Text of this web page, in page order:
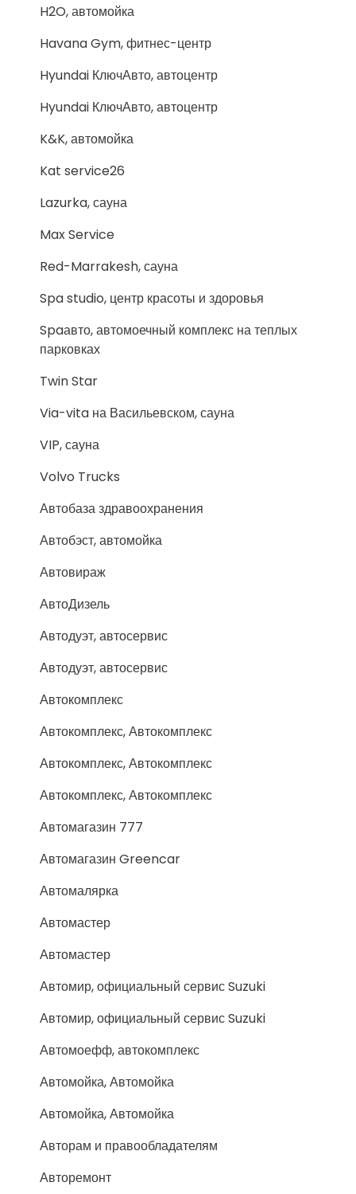
H2O, автомойка
Havana Gym, фитнес-центр
Hyundai КлючАвто, автоцентр
Hyundai КлючАвто, автоцентр
K&K, автомойка
Kat service26
Lazurka, сауна
Max Service
Red-Marrakesh, сауна
Spa studio, центр красоты и здоровья
Spaавто, автомоечный комплекс на теплых
парковках
Twin Star
Via-vita на Васильевском, сауна
VIP, сауна
Volvo Trucks
Автобаза здравоохранения
Автобэст, автомойка
Автовираж
АвтоДизель
Автодуэт, автосервис
Автодуэт, автосервис
Автокомплекс
Автокомплекс, Автокомплекс
Автокомплекс, Автокомплекс
Автокомплекс, Автокомплекс
Автомагазин 777
Автомагазин Greencar
Автомалярка
Автомастер
Автомастер
Автомир, официальный сервис Suzuki
Автомир, официальный сервис Suzuki
Автомоефф, автокомплекс
Автомойка, Автомойка
Автомойка, Автомойка
Авторам и правообладателям
Авторемонт